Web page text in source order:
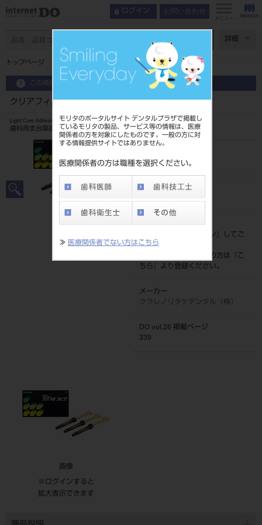
モリタのポータルサイト デンタルプラザで掲載し
ているモリタの製品、サービス等の情報は、医療
関係者の方を対象にしたものです。一般の方に対
する情報提供サイトではありません。
医療関係者の方は職種を選択ください。
≫ 医療関係者でない方はこちら
ログイン お問い合わせ
メニュー
詳細
トップページ クリアフィル フォトコア
この商品に関するお問い合わせ
クリアフィル フォトコア
Light Cure Adhesive Core Composite Resin
歯科用支台築造材料キット
202120355
JAN/EANコード
標準価格
ログイン
』してご
覧ください。
ネット会員登録がまだの方は『
こ
ちら
』より登録ください。
メーカー
クラレノリタケデンタル（株）
DO vol.26 掲載ページ
339
画像
※ログインすると
拡大表示できます